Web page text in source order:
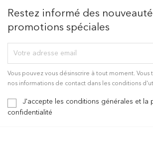
Restez informé des
promotions spéciales
Vous pouvez vous désinscrire à tout moment. Vous
nos informations de contact dans les conditions
J'accepte les conditions générales et la
confidentialité